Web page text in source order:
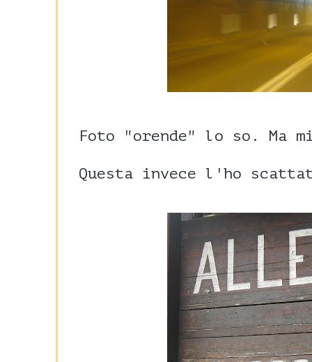
Foto "orende" lo so. Ma
Questa invece l'ho